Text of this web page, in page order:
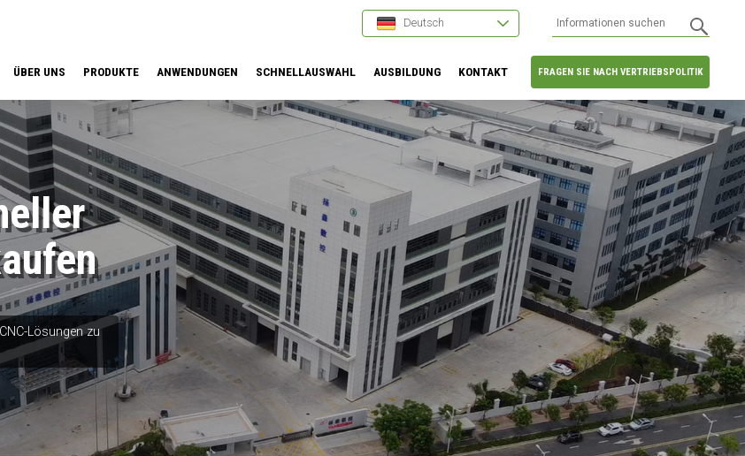
Deutsch
FRAGEN SIE NACH VERTRIEBSPOLITIK
ÜBER UNS PRODUKTE ANWENDUNGEN SCHNELLAUSWAHL AUSBILDUNG KONTAKT
Lösungen zu